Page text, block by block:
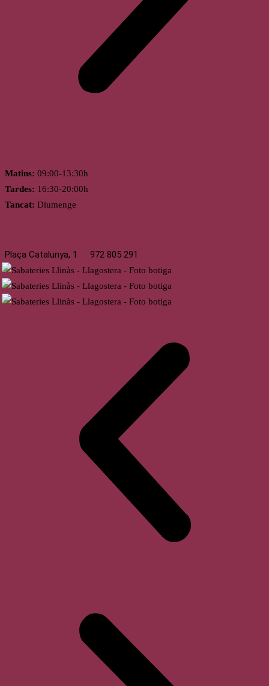
Matins: 09:00-13:30h
Tardes: 16:30-20:00h
Tancat: Diumenge
Plaça Catalunya, 1 972 805 291